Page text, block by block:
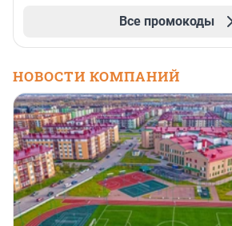
Все промокоды
НОВОСТИ КОМПАНИЙ